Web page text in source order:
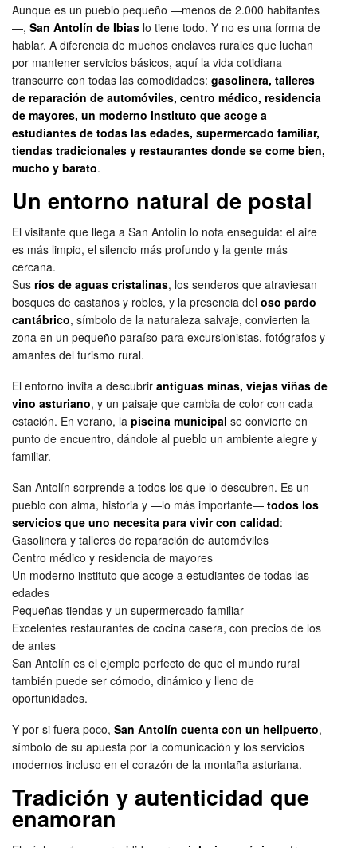
Aunque es un pueblo pequeño —menos de 2.000 habitantes
—, San Antolín de Ibias lo tiene todo. Y no es una forma de
hablar. A diferencia de muchos enclaves rurales que luchan
por mantener servicios básicos, aquí la vida cotidiana
transcurre con todas las comodidades: gasolinera, talleres
de reparación de automóviles, centro médico, residencia
de mayores, un moderno instituto que acoge a
estudiantes de todas las edades, supermercado familiar,
tiendas tradicionales y restaurantes donde se come bien,
mucho y barato.
Un entorno natural de postal
El visitante que llega a San Antolín lo nota enseguida: el aire
es más limpio, el silencio más profundo y la gente más
cercana.
Sus ríos de aguas cristalinas, los senderos que atraviesan
bosques de castaños y robles, y la presencia del oso pardo
cantábrico, símbolo de la naturaleza salvaje, convierten la
zona en un pequeño paraíso para excursionistas, fotógrafos y
amantes del turismo rural.
El entorno invita a descubrir antiguas minas, viejas viñas de
vino asturiano, y un paisaje que cambia de color con cada
estación. En verano, la piscina municipal se convierte en
punto de encuentro, dándole al pueblo un ambiente alegre y
familiar.
San Antolín sorprende a todos los que lo descubren. Es un
pueblo con alma, historia y —lo más importante— todos los
servicios que uno necesita para vivir con calidad:
Gasolinera y talleres de reparación de automóviles
Centro médico y residencia de mayores
Un moderno instituto que acoge a estudiantes de todas las
edades
Pequeñas tiendas y un supermercado familiar
Excelentes restaurantes de cocina casera, con precios de los
de antes
San Antolín es el ejemplo perfecto de que el mundo rural
también puede ser cómodo, dinámico y lleno de
oportunidades.
Y por si fuera poco, San Antolín cuenta con un helipuerto,
símbolo de su apuesta por la comunicación y los servicios
modernos incluso en el corazón de la montaña asturiana.
Tradición y autenticidad que
enamoran